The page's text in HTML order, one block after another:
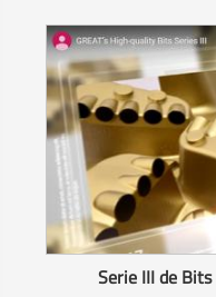
Serie III de Bits